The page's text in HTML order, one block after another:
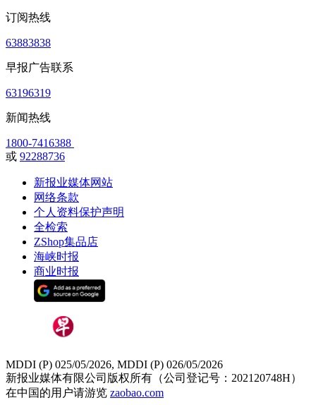
订阅热线
63883838
早报广告联系
63196319
新闻热线
1800-7416388
或 92288736
新报业媒体网站
网络条款
个人资料保护声明
全检索
ZShop集品店
海峡时报
商业时报
MDDI (P) 025/05/2026, MDDI (P) 026/05/2026
新报业媒体有限公司版权所有（公司登记号：202120748H）
在中国的用户请游览 zaobao.com